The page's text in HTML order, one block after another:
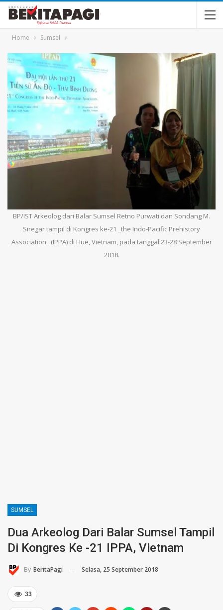
Home Sumsel
BP/IST Arkeolog dari Balar Sumsel Retno Purwati dan Sondang M.
Siregar tampil di Kongres ke-21 _the Indo-Pacific Prehistory
Association_ (IPPA) di Hue, Vietnam, pada tanggal 23-28 September
2018.
SUMSEL
Dua Arkeolog Dari Balar Sumsel Tampil
Di Kongres Ke -21 IPPA, Vietnam
By BeritaPagi Selasa, 25 September 2018
33